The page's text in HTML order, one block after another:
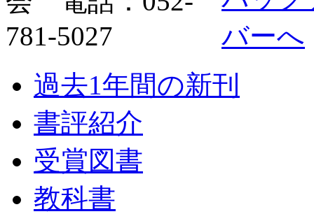
過去1年間の新刊
書評紹介
受賞図書
教科書